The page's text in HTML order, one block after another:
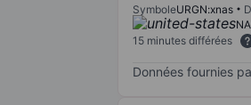
SymboleURGN:xnas
15 minutes différées
Données fournies